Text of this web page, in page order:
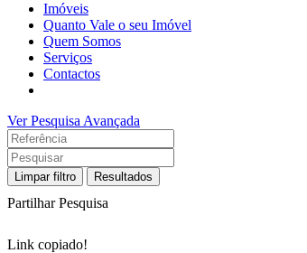
Imóveis
Quanto Vale o seu Imóvel
Quem Somos
Serviços
Contactos
Ver Pesquisa Avançada
Limpar filtro Resultados
Partilhar Pesquisa
Link copiado!